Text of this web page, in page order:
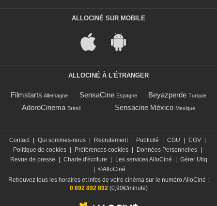
ALLOCINÉ SUR MOBILE
ALLOCINÉ À L'ÉTRANGER
Filmstarts Allemagne SensaCine Espagne Beyazperde Turquie
AdoroCinema Brésil Sensacine México Mexique
Contact Qui sommes-nous Recrutement Publicité CGU CGV
Politique de cookies
Préférences cookies Données Personnelles
Revue de presse
Charte d'écriture Les services AlloCiné
Gérer Utiq
©AlloCiné
Retrouvez tous les horaires et infos de votre cinéma sur le numéro AlloCiné :
0 892 892 892(0,90€/minute)